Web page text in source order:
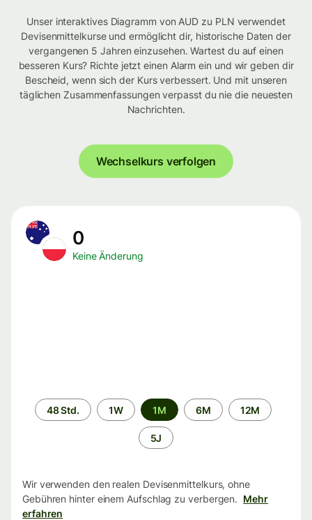
Unser interaktives Diagramm von AUD zu PLN verwendet
Devisenmittelkurse und ermöglicht dir, historische Daten der
vergangenen 5 Jahren einzusehen. Wartest du auf einen
besseren Kurs? Richte jetzt einen Alarm ein und wir geben dir
Bescheid, wenn sich der Kurs verbessert. Und mit unseren
täglichen Zusammenfassungen verpasst du nie die neuesten
Nachrichten.
Wechselkurs verfolgen
0
Keine Änderung
Zeitraum
48 Std. 1W 1M 6M 12M
5J
Wir verwenden den realen Devisenmittelkurs, ohne
Gebühren hinter einem Aufschlag zu verbergen. Mehr
erfahren